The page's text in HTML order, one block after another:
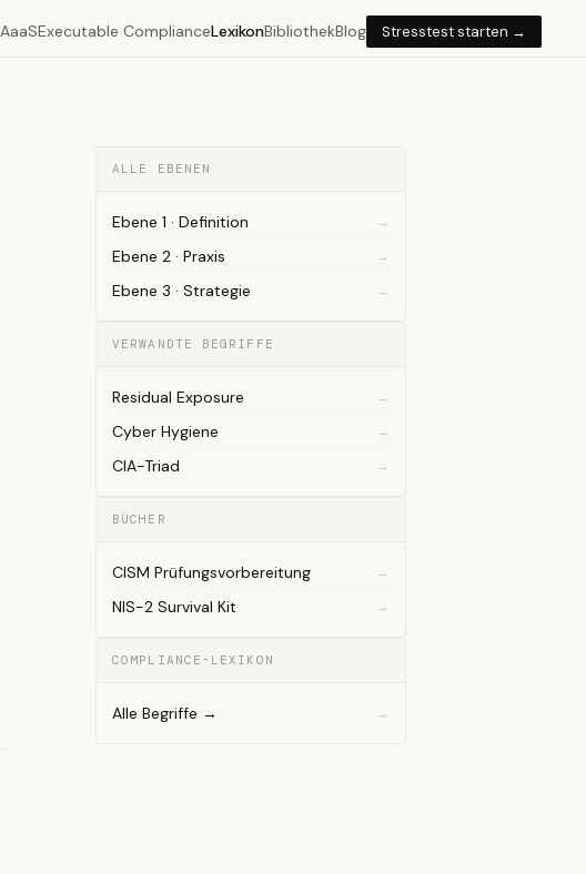
AaaSExecutable ComplianceLexikonBibliothekBlog Stresstest starten →
ALLE EBENEN
Ebene 1 · Definition
Ebene 2 · Praxis
Ebene 3 · Strategie
VERWANDTE BEGRIFFE
Residual Exposure
Cyber Hygiene
CIA-Triad
BÜCHER
CISM Prüfungsvorbereitung
NIS-2 Survival Kit
COMPLIANCE-LEXIKON
Alle Begriffe →